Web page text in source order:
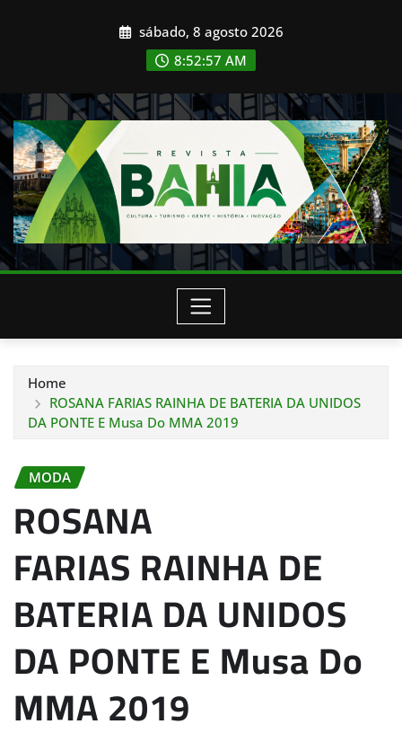
sábado, 8 agosto 2026
8:52:58 AM
Home
ROSANA FARIAS RAINHA DE BATERIA DA UNIDOS
DA PONTE E Musa Do MMA 2019
MODA
ROSANA
FARIAS RAINHA DE
BATERIA DA UNIDOS
DA PONTE E Musa Do
MMA 2019